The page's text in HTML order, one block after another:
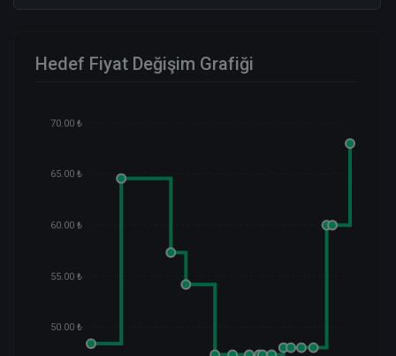
Hedef Fiyat Değişim Grafiği
70.00 ₺
65.00 ₺
60.00 ₺
55.00 ₺
50.00 ₺